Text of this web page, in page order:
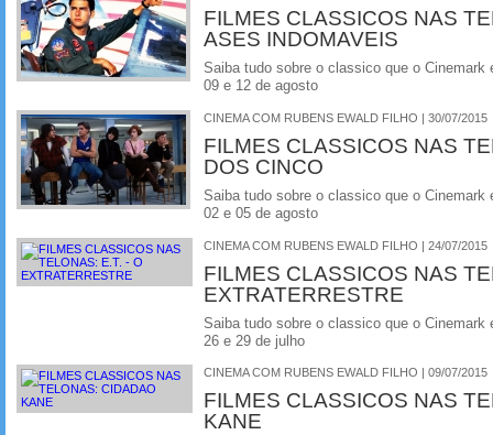
FILMES CLASSICOS NAS
ASES INDOMAVEIS
Saiba tudo sobre o classico que o
09 e 12 de agosto
CINEMA COM RUBENS EWALD FILHO | 30/07/2015
FILMES CLASSICOS NAS
DOS CINCO
Saiba tudo sobre o classico que o
02 e 05 de agosto
CINEMA COM RUBENS EWALD FILHO | 24/07/2015
FILMES CLASSICOS NAS
EXTRATERRESTRE
Saiba tudo sobre o classico que o
26 e 29 de julho
CINEMA COM RUBENS EWALD FILHO | 09/07/2015
FILMES CLASSICOS NAS
KANE